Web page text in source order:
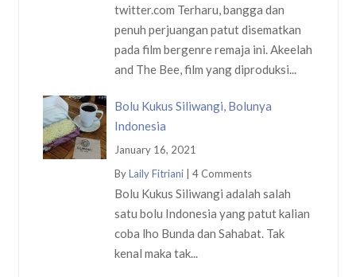
twitter.com Terharu, bangga dan
penuh perjuangan patut disematkan
pada film bergenre remaja ini. Akeelah
and The Bee, film yang diproduksi...
Bolu Kukus Siliwangi, Bolunya
Indonesia
January 16, 2021
ByLaily Fitriani| 4 Comments
Bolu Kukus Siliwangi adalah salah
satu bolu Indonesia yang patut kalian
coba lho Bunda dan Sahabat. Tak
kenal maka tak...